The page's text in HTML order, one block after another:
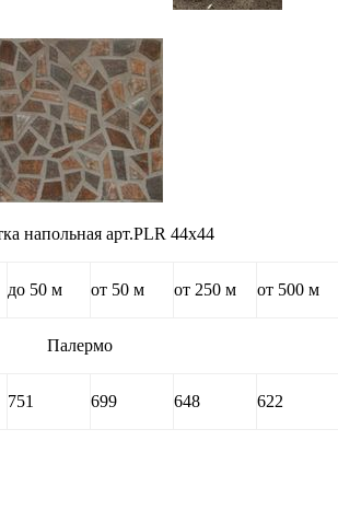
арт.PLR 44х44
до 50 м от 50 м от 250 м от 500 м
Палермо
751 699 648 622